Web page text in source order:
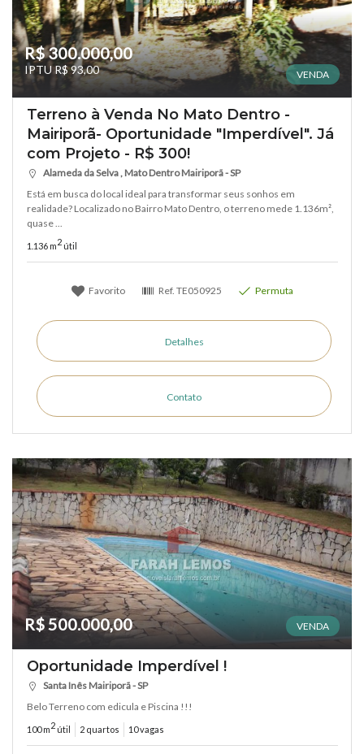
R$ 300.000,00
IPTU R$ 93,00 VENDA
Terreno à Venda No Mato Dentro -
Mairiporã- Oportunidade "Imperdível". Já
com Projeto - R$ 300!
Alameda da Selva , Mato Dentro Mairiporã - SP
Está em busca do local ideal para transformar seus sonhos em
realidade? Localizado no Bairro Mato Dentro, o terreno mede 1.136m²,
quase ...
1.136 m2 útil
Favorito Ref. TE050925 Permuta
Detalhes
Contato
R$ 500.000,00 VENDA
Oportunidade Imperdível !
Santa Inês Mairiporã - SP
Belo Terreno com edicula e Piscina !!!
100 m2 útil 2 quartos 10 vagas